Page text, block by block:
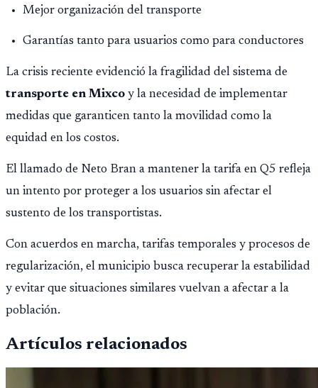
Mejor organización del transporte
Garantías tanto para usuarios como para conductores
La crisis reciente evidenció la fragilidad del sistema de
transporte en Mixco y la necesidad de implementar
medidas que garanticen tanto la movilidad como la
equidad en los costos.
El llamado de Neto Bran a mantener la tarifa en Q5 refleja
un intento por proteger a los usuarios sin afectar el
sustento de los transportistas.
Con acuerdos en marcha, tarifas temporales y procesos de
regularización, el municipio busca recuperar la estabilidad
y evitar que situaciones similares vuelvan a afectar a la
población.
Artículos relacionados